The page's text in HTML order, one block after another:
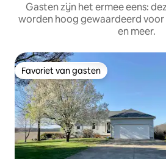
Gasten zijn het ermee eens:
worden hoog gewaardeerd
en meer.
Favoriet van gasten
Favoriet van gasten